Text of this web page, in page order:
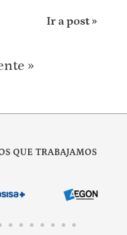
Ir a post »
»
QUE TRABAJAMOS